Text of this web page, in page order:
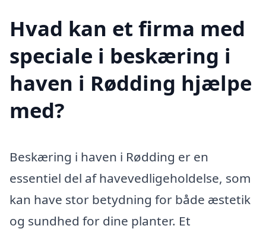
Hvad kan et firma med
speciale i beskæring i
haven i Rødding hjælpe
med?
Beskæring i haven i Rødding er en
essentiel del af havevedligeholdelse, som
kan have stor betydning for både æstetik
og sundhed for dine planter. Et